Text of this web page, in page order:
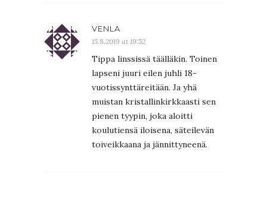
VENLA
15.8.2019 at 19:52
Tippa linssissä täälläkin. Toinen
lapseni juuri eilen juhli 18-
vuotissynttäreitään. Ja yhä
muistan kristallinkirkkaasti sen
pienen tyypin, joka aloitti
koulutiensä iloisena, säteilevän
toiveikkaana ja jännittyneenä.